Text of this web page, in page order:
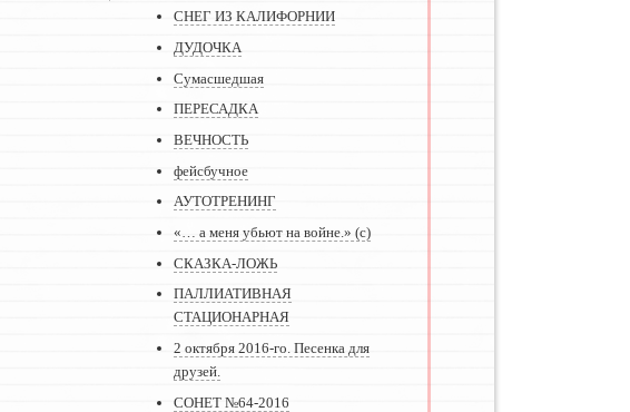
СНЕГ ИЗ КАЛИФОРНИИ
ДУДОЧКА
Сумасшедшая
ПЕРЕСАДКА
ВЕЧНОСТЬ
фейсбучное
АУТОТРЕНИНГ
«… а меня убьют на войне.» (с)
СКАЗКА-ЛОЖЬ
ПАЛЛИАТИВНАЯ
СТАЦИОНАРНАЯ
2 октября 2016-го. Песенка для
друзей.
СОНЕТ №64-2016